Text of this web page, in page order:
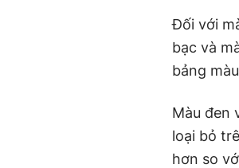
Đối với
bạc và
bảng
Màu đen
loại bỏ
hơn so